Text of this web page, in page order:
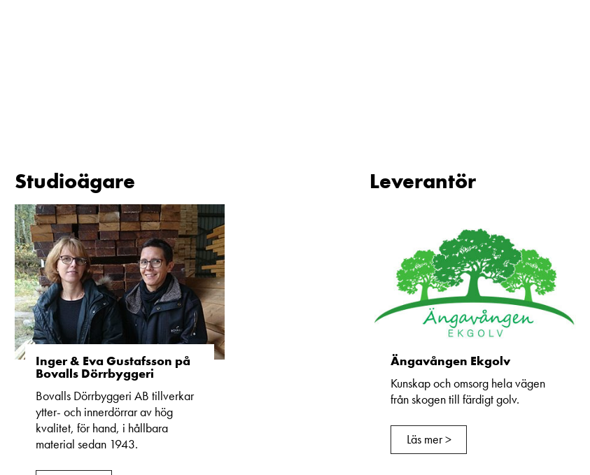
Studioägare
Inger & Eva Gustafsson på
Bovalls Dörrbyggeri
Bovalls Dörrbyggeri AB tillverkar
ytter- och innerdörrar av hög
kvalitet, för hand, i hållbara
material sedan 1943.
Leverantör
Ängavången Ekgolv
Kunskap och omsorg hela vägen
från skogen till färdigt golv.
Läs mer >